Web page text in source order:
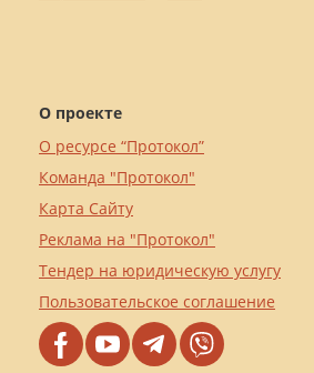
О проекте
О ресурсе “Протокол”
Команда "Протокол"
Карта Сайту
Реклама на "Протокол"
Тендер на юридическую услугу
Пользовательское соглашение